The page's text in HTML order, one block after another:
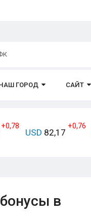
ГОРОД САЙТ
+0,78
USD 82,17
+0,76
в